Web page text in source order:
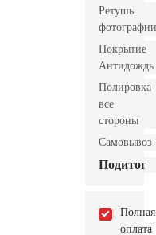
Ретушь
фотографии
Покрытие
Антидождь
Полировка
все
стороны
Самовывоз
Подитог
Полная
оплата